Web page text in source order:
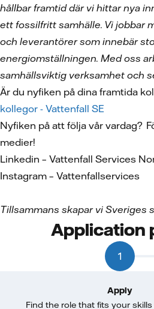
hållbar framtid där vi hittar nya
ett fossilfritt samhälle. Vi jobbar
och leverantörer som innebär
energiomställningen. Med oss
samhällsviktig verksamhet och
Är du nyfiken på dina framtida
kollegor - Vattenfall SE
Nyfiken på att följa vår vardag?
medier!
Linkedin – Vattenfall Services
Instagram – Vattenfallservices
Tillsammans skapar vi Sveriges
Application
1
Apply
Find the role that fits your